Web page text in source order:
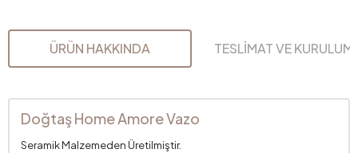
ÜRÜN HAKKINDA TESLİMAT VE KURULUM
Doğtaş Home Amore Vazo
Seramik Malzemeden Üretilmiştir.